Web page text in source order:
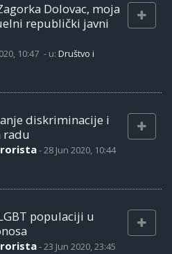
Dolovac, moja
republički javni
10:47 - u: Društvo i
diskriminacije i
radu
-28 Jun 2020, 10:44
populaciji u
-23 Jun 2020, 23:45